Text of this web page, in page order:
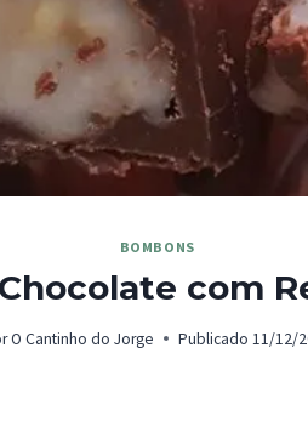
BOMBONS
com
O Cantinho do Jorge Publicado 11/12/